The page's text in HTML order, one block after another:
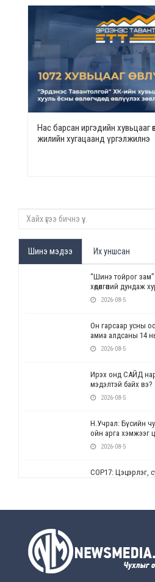
Нас барсан иргэдийн хувьцааг
жилийн хугацаанд үргэлжилнэ
Шинэ мэдээ Их уншсан
“Шинэ тойрог зам”
хөдөлгөөний дундаж
2026-08-5
Он гарсаар усны
амиа алдсаны 14
2026-08-5
Ирэх онд САЙД нар
мэдэлтэй байх вэ?
2026-08-5
Н.Учрал: Бүсийн
ойн арга хэмжээг
2026-08-5
СОР17: Цэцэрлэг,
2026-08-5